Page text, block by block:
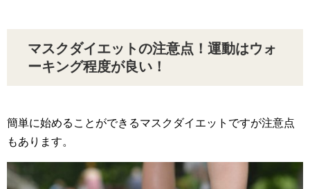
マスクダイエットの注意点！運動はウォ
ーキング程度が良い！
簡単に始めることができるマスクダイエットですが注意点
もあります。